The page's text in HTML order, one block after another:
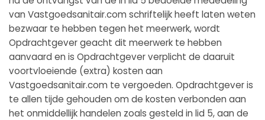
van Vastgoedsanitair.com schriftelijk heeft laten weten
bezwaar te hebben tegen het meerwerk, wordt
Opdrachtgever geacht dit meerwerk te hebben
aanvaard en is Opdrachtgever verplicht de daaruit
voortvloeiende (extra) kosten aan
Vastgoedsanitair.com te vergoeden. Opdrachtgever is
te allen tijde gehouden om de kosten verbonden aan
het onmiddellijk handelen zoals gesteld in lid 5, aan de